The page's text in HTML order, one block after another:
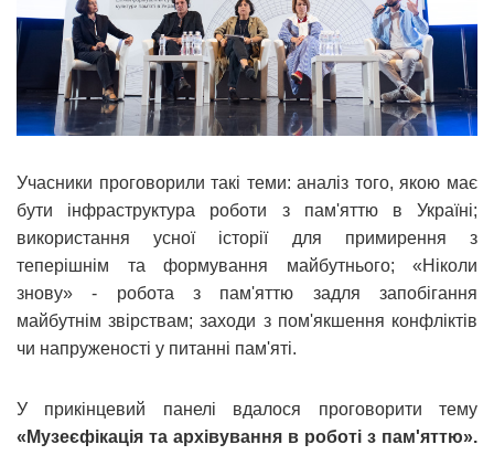
Учасники проговорили такі теми: аналіз того, якою має
бути інфраструктура роботи з пам'яттю в Україні;
використання усної історії для примирення з
теперішнім та формування майбутнього; «Ніколи
знову» - робота з пам'яттю задля запобігання
майбутнім звірствам; заходи з пом'якшення конфліктів
чи напруженості у питанні пам'яті.
У прикінцевий панелі вдалося проговорити тему
«Музеєфікація та архівування в роботі з пам'яттю».